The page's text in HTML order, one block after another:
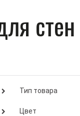
Тип товара
Цвет